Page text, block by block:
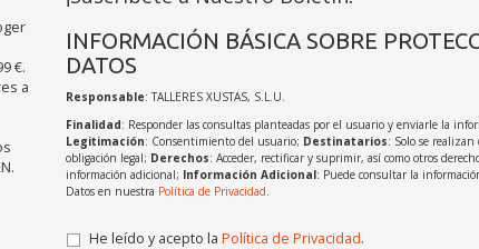
€.
a
INFORMACIÓN BÁSICA SOBRE
DATOS
Responsable: TALLERES XUSTAS, S.L.U.
Finalidad: Responder las consultas planteadas por el usuario y enviarle la
Legitimación: Consentimiento del usuario; Destinatarios: Solo se realizan
obligación legal; Derechos: Acceder, rectificar y suprimir, así como otros
información adicional; Información Adicional: Puede consultar la
Datos en nuestra Política de Privacidad.
He leído y acepto la Política de Privacidad.